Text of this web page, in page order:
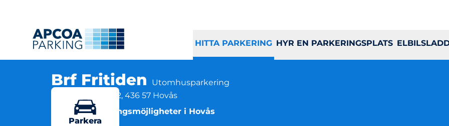
HITTA PARKERING HYR EN PARKERINGSPLATS
Brf Fritiden
Utomhusparkering
Klåvavägen 70-72, 436 57 Hovås
Flera parkeringsmöjligheter i Hovås
Parkera